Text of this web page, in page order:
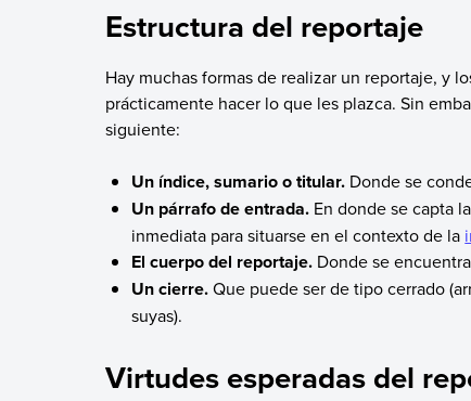
Estructura del reportaje
Hay muchas formas de realizar un reportaje, y
prácticamente hacer lo que les plazca. Sin
siguiente:
Un índice, sumario o titular. Donde se
Un párrafo de entrada. En donde se capta
inmediata para situarse en el contexto de la
El cuerpo del reportaje. Donde se
Un cierre.Que puede ser de tipo cerrado
suyas).
Virtudes esperadas del